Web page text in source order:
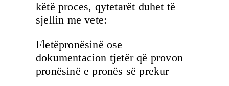
këtë proces, qytetarët duhet të
sjellin me vete:
Fletëpronësinë ose
dokumentacion tjetër që provon
pronësinë e pronës së prekur